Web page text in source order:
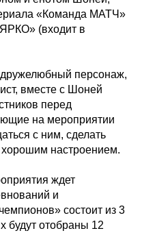
«Команда МАТЧ»
(входит в
дружелюбный персонаж,
вместе с Шоней
перед
на мероприятии
с ним, сделать
настроением.
ждет
и
состоит из 3
будут отобраны 12